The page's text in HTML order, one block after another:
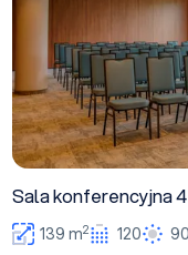
Sala konferencyjna 4
139 m2 120 90